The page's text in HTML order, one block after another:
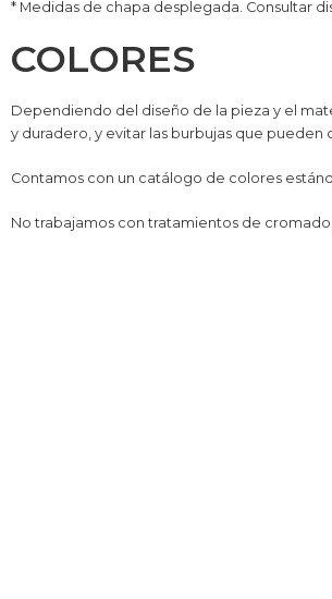
* Medidas de chapa desplegada. Consultar
COLORES
Dependiendo del diseño de la pieza y el
y duradero, y evitar las burbujas que pueden
Contamos con un catálogo de colores
No trabajamos con tratamientos de